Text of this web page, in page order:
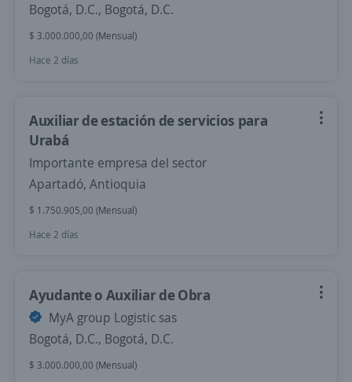
Bogotá, D.C., Bogotá, D.C.
$ 3.000.000,00 (Mensual)
Hace 2 días
Auxiliar de estación de servicios para
Urabá
Importante empresa del sector
Apartadó, Antioquia
$ 1.750.905,00 (Mensual)
Hace 2 días
Ayudante o Auxiliar de Obra
MyA group Logistic sas
Bogotá, D.C., Bogotá, D.C.
$ 3.000.000,00 (Mensual)